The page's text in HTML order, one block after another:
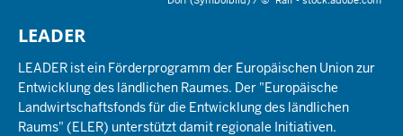
LEADER
LEADER ist ein Förderprogramm der Europäischen Union zur
Entwicklung des ländlichen Raumes. Der "Europäische
Landwirtschaftsfonds für die Entwicklung des ländlichen
Raums" (ELER) unterstützt damit regionale Initiativen.